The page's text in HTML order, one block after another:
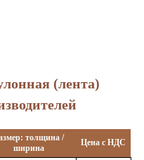
(лента)
толщина /
ширина
Цена с НДС